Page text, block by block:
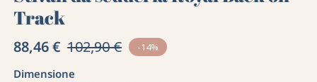
Track
88,46 € 102,90 € -14%
Dimensione